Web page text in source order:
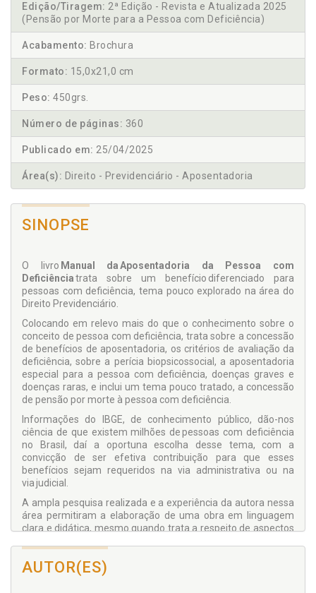
Edição/Tiragem: 2ª Edição - Revista e Atualizada 2025
(Pensão por Morte para a Pessoa com Deficiência)
Acabamento: Brochura
Formato: 15,0x21,0 cm
Peso: 450grs.
Número de páginas: 360
Publicado em: 25/04/2025
Área(s): Direito - Previdenciário - Aposentadoria
SINOPSE
O livro Manual da Aposentadoria da Pessoa com
Deficiênciatrata sobre um benefício diferenciado para
pessoas com deficiência, tema pouco explorado na área do
Direito Previdenciário.
Colocando em relevo mais do que o conhecimento sobre o
conceito de pessoa com deficiência, trata sobre a concessão
de benefícios de aposentadoria, os critérios de avaliação da
deficiência, sobre a perícia biopsicossocial, a aposentadoria
especial para a pessoa com deficiência, doenças graves e
doenças raras, e inclui um tema pouco tratado, a concessão
de pensão por morte à pessoa com deficiência.
Informações do IBGE, de conhecimento público, dão-nos
ciência de que existem milhões de pessoas com deficiência
no Brasil, daí a oportuna escolha desse tema, com a
convicção de ser efetiva contribuição para que esses
benefícios sejam requeridos na via administrativa ou na
via judicial.
A ampla pesquisa realizada e a experiência da autora nessa
área permitiram a elaboração de uma obra em linguagem
clara e didática, mesmo quando trata a respeito de aspectos
trabalho, tiver sofrido alteração no grau de sua deficiência,
tiver efetuado contribuições em períodos com deficiência, e
AUTOR(ES)